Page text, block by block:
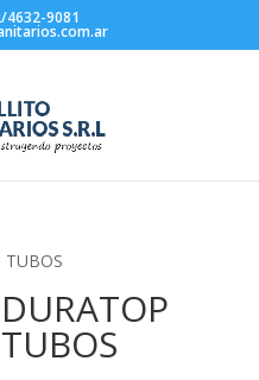
4632-9081
DURATOP
TUBOS